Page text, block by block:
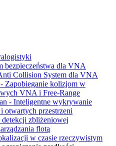
bezpieczeństwa dla VNA
Collision System dla VNA
Zapobieganie kolizjom w
VNA i Free-Range
- Inteligentne wykrywanie
otwartych przestrzeni
zbliżeniowej
flotą
w czasie rzeczywistym